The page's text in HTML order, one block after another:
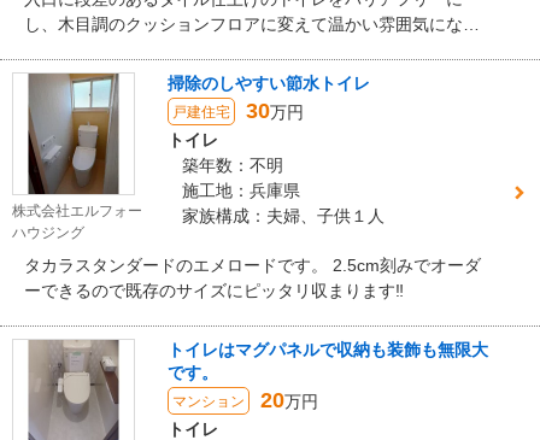
し、木目調のクッションフロアに変えて温かい雰囲気になり
株式会社エルフォー
ハウジング
掃除のしやすい節水トイレ
戸建住宅 30万円
トイレ
築年数：不明
施工地：兵庫県
家族構成：夫婦、子供１人
タカラスタンダードのエメロードです。 2.5cm刻みでオーダ
ーできるので既存のサイズにピッタリ収まります‼
トイレはマグパネルで収納も装飾も無限大
です。
マンション 20万円
トイレ